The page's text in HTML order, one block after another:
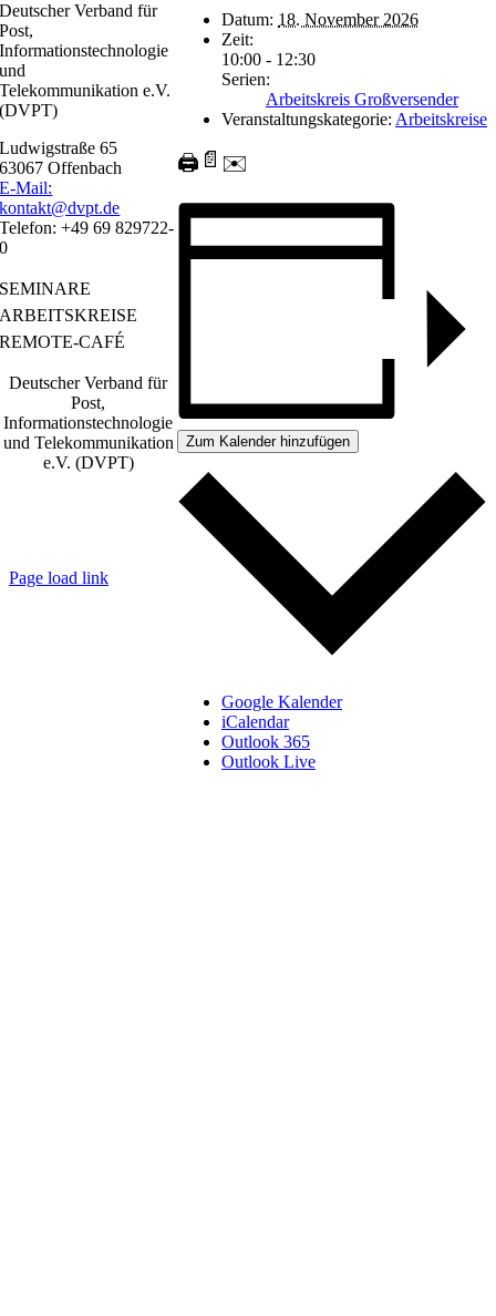
Datum: 18. November 2026
Zeit:
10:00 - 12:30
Serien:
Arbeitskreis Großversender
Veranstaltungskategorie: Arbeitskreise
🖨️ 📄 ✉️
Zum Kalender hinzufügen
Google Kalender
iCalendar
Outlook 365
Outlook Live
Deutscher Verband für
Post,
Informationstechnologie
und
Telekommunikation e.V.
(DVPT)
Ludwigstraße 65
63067 Offenbach
E-Mail:
kontakt@dvpt.de
Telefon: +49 69 829722-
0
SEMINARE
ARBEITSKREISE
REMOTE-CAFÉ
Deutscher Verband für
Post,
Informationstechnologie
und Telekommunikation
e.V. (DVPT)
Page load link